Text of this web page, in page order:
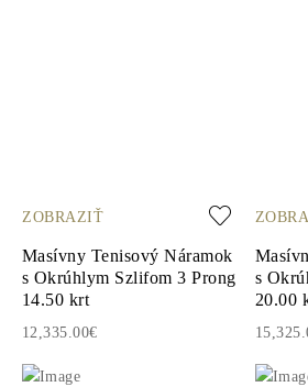
ZOBRAZIŤ
Masívny Tenisový Náramok
s Okrúhlym Szlifom 3 Prong
14.50 krt
12,335.00€
s
20.00